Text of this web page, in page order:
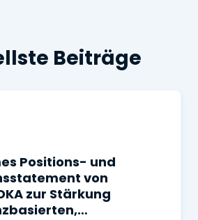
Beiträge
Positions- und
von
zur Stärkung